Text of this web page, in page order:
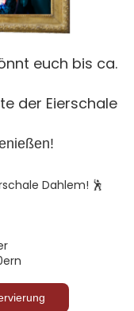
euch bis ca.
der Eierschale
Dahlem! 🕺